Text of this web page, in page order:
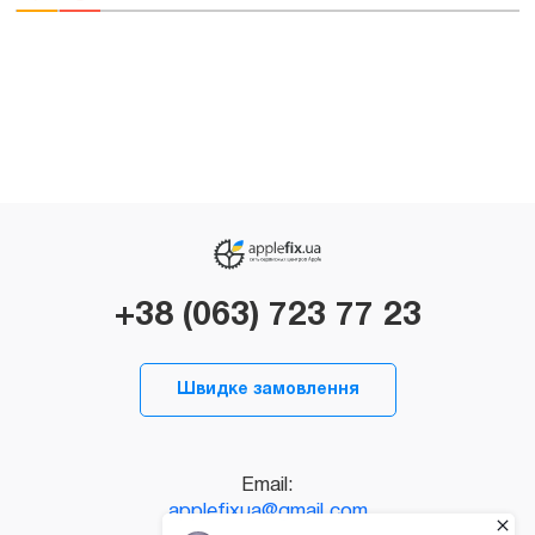
+38 (063) 723 77 23
Швидке замовлення
Email:
applefixua@gmail.com